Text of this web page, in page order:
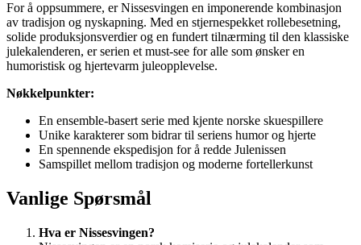
For å oppsummere, er Nissesvingen en imponerende kombinasjon
av tradisjon og nyskapning. Med en stjernespekket rollebesetning,
solide produksjonsverdier og en fundert tilnærming til den klassiske
julekalenderen, er serien et must-see for alle som ønsker en
humoristisk og hjertevarm juleopplevelse.
Nøkkelpunkter:
En ensemble-basert serie med kjente norske skuespillere
Unike karakterer som bidrar til seriens humor og hjerte
En spennende ekspedisjon for å redde Julenissen
Samspillet mellom tradisjon og moderne fortellerkunst
Vanlige Spørsmål
Hva er Nissesvingen?